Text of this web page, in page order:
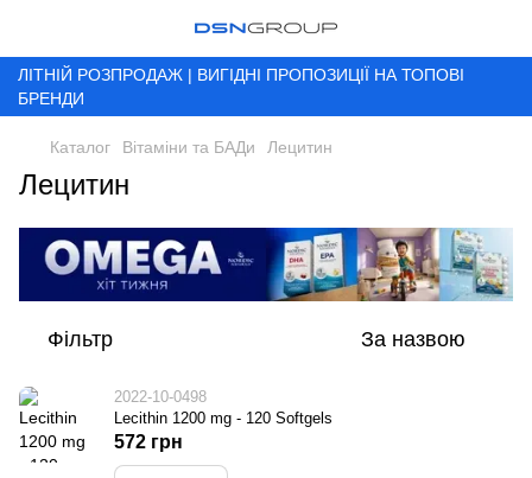
ЛІТНІЙ РОЗПРОДАЖ | ВИГІДНІ ПРОПОЗИЦІЇ НА ТОПОВІ
БРЕНДИ
Каталог Вітаміни та БАДи Лецитин
Лецитин
Фільтр За назвою
2022-10-0498
Lecithin 1200 mg - 120 Softgels
572 грн